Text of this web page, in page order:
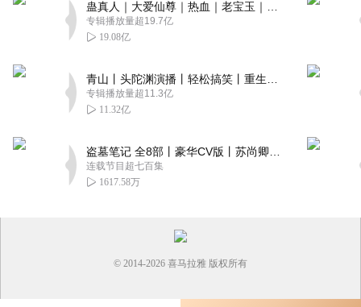
专辑播放量超19.7亿
19.08亿
专辑播放量超11.3亿
11.32亿
连载节目超七百集
1617.58万
© 2014-2026 喜马拉雅 版权所有